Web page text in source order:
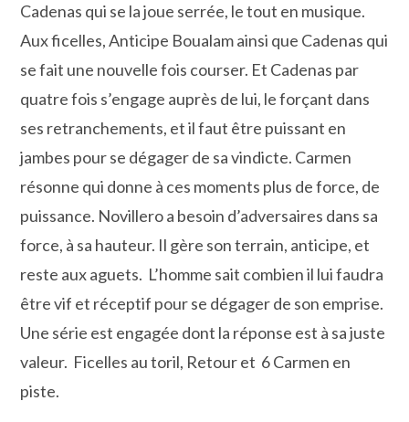
Cadenas qui se la joue serrée, le tout en musique.
Aux ficelles, Anticipe Boualam ainsi que Cadenas qui
se fait une nouvelle fois courser. Et Cadenas par
quatre fois s’engage auprès de lui, le forçant dans
ses retranchements, et il faut être puissant en
jambes pour se dégager de sa vindicte. Carmen
résonne qui donne à ces moments plus de force, de
puissance. Novillero a besoin d’adversaires dans sa
force, à sa hauteur. Il gère son terrain, anticipe, et
reste aux aguets. L’homme sait combien il lui faudra
être vif et réceptif pour se dégager de son emprise.
Une série est engagée dont la réponse est à sa juste
valeur. Ficelles au toril, Retour et 6 Carmen en
piste.